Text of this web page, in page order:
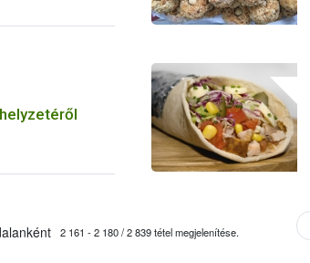
2 161 - 2 180 / 2 839 tétel megjelenítése.